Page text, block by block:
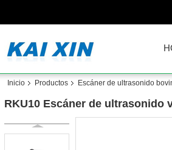
Inicio Productos Escáner de ultrasonido
RKU10 Escáner de ultrasonido